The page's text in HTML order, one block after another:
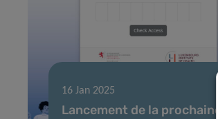
16 Jan 2025
Lancement de la